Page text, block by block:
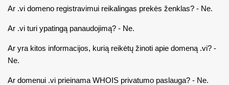
Ar .vi domeno registravimui reikalingas prekės ženklas? - Ne.
Ar .vi turi ypatingą panaudojimą? - Ne.
Ar yra kitos informacijos, kurią reikėtų žinoti apie domeną .vi? -
Ne.
Ar domenui .vi prieinama WHOIS privatumo paslauga? - Ne.